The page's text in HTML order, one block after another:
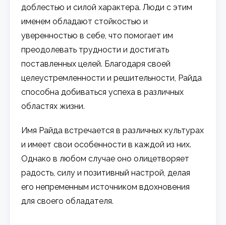
доблестью и силой характера. Люди с этим
именем обладают стойкостью и
уверенностью в себе, что помогает им
преодолевать трудности и достигать
поставленных целей. Благодаря своей
целеустремленности и решительности, Райда
способна добиваться успеха в различных
областях жизни.
Имя Райда встречается в различных культурах
и имеет свои особенности в каждой из них.
Однако в любом случае оно олицетворяет
радость, силу и позитивный настрой, делая
его непременным источником вдохновения
для своего обладателя.